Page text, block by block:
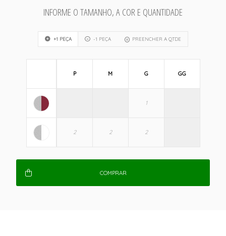
INFORME O TAMANHO, A COR E QUANTIDADE
+1 PEÇA -1 PEÇA PREENCHER A QTDE
P M G GG
COMPRAR